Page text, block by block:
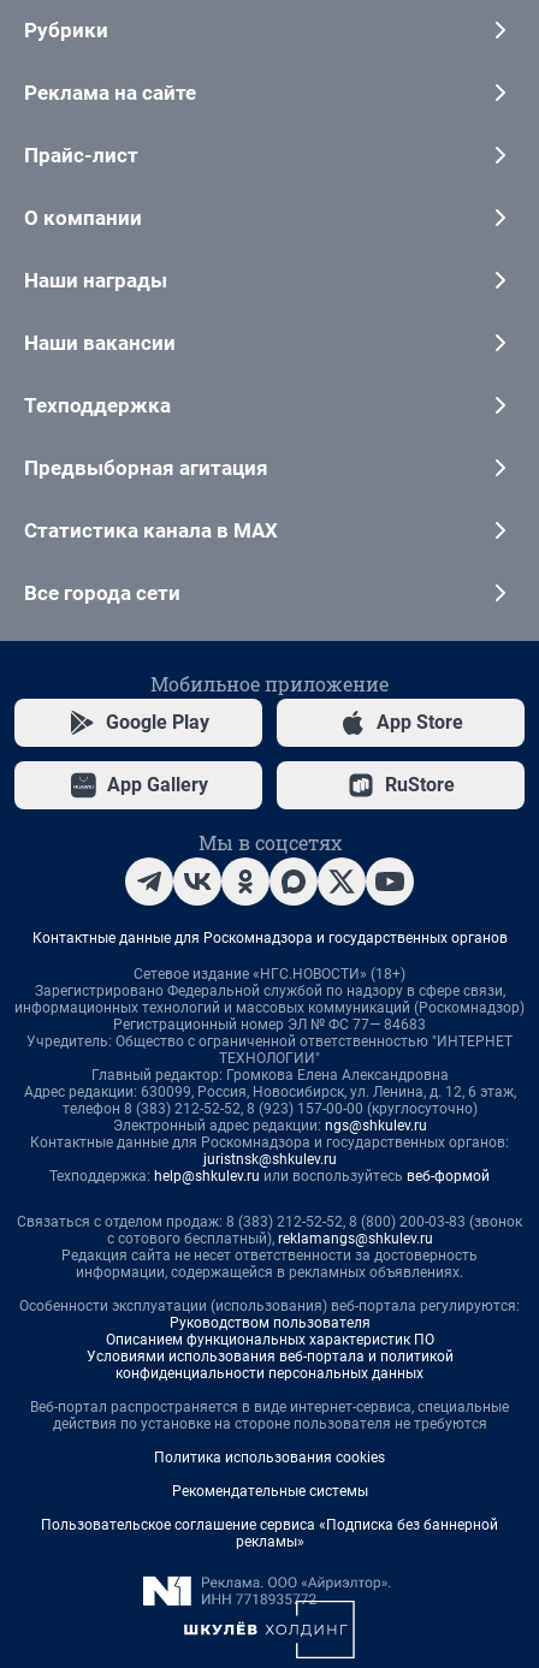
Рубрики
Реклама на сайте
Прайс-лист
О компании
Наши награды
Наши вакансии
Техподдержка
Предвыборная агитация
Статистика канала в MAX
Все города сети
Мобильное приложение
Google Play App Store
App Gallery RuStore
Мы в соцсетях
Контактные данные для Роскомнадзора и государственных органов
Сетевое издание «НГС.НОВОСТИ» (18+)
Зарегистрировано Федеральной службой по надзору в сфере связи,
информационных технологий и массовых коммуникаций (Роскомнадзор)
Регистрационный номер ЭЛ № ФС 77— 84683
Учредитель: Общество с ограниченной ответственностью "ИНТЕРНЕТ
ТЕХНОЛОГИИ"
Главный редактор: Громкова Елена Александровна
Адрес редакции: 630099, Россия, Новосибирск, ул. Ленина, д. 12, 6 этаж,
телефон 8 (383) 212-52-52, 8 (923) 157-00-00 (круглосуточно)
Электронный адрес редакции: ngs@shkulev.ru
Контактные данные для Роскомнадзора и государственных органов:
juristnsk@shkulev.ru
Техподдержка: help@shkulev.ru или воспользуйтесь веб-формой
Связаться с отделом продаж: 8 (383) 212-52-52, 8 (800) 200-03-83 (звонок
с сотового бесплатный), reklamangs@shkulev.ru
Редакция сайта не несет ответственности за достоверность
информации, содержащейся в рекламных объявлениях.
Особенности эксплуатации (использования) веб-портала регулируются:
Руководством пользователя
Описанием функциональных характеристик ПО
Условиями использования веб-портала и политикой
конфиденциальности персональных данных
Веб-портал распространяется в виде интернет-сервиса, специальные
действия по установке на стороне пользователя не требуются
Политика использования cookies
Рекомендательные системы
Пользовательское соглашение сервиса «Подписка без баннерной
рекламы»